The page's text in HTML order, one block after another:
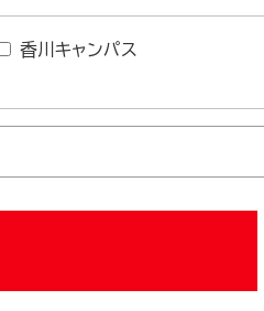
香川キャンパス